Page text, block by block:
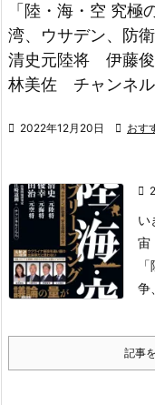
「陸・海・空 究極
湾、ウサデン、防
清史元陸将 伊藤
林美佐 チャンネ
 2022年12月20日  おす

い
宙
争、
記事